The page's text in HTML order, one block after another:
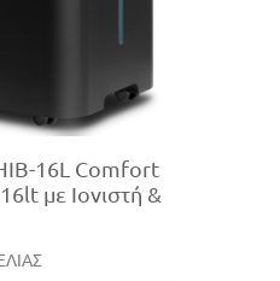
16L Comfort
με Ιονιστή &